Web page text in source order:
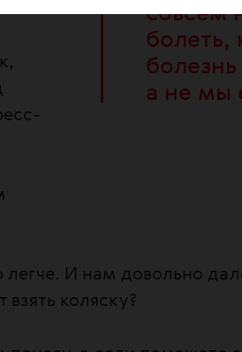
совсем
болеть,
а не мы
И нам довольно
коляску?